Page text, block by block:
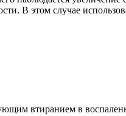
В этом случае
втиранием в